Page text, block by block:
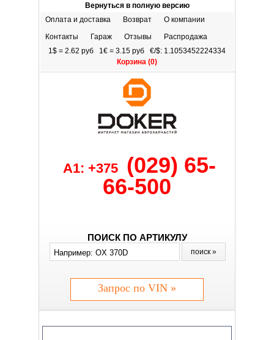
Вернуться в полную версию
Оплата и доставка
Возврат
О компании
Контакты
Гараж Отзывы
Распродажа
1$ = 2.62 руб 1€ = 3.15 руб €/$: 1.1053452224334
Корзина (0)
A1: +375
(029) 65-
66-500
ПОИСК ПО АРТИКУЛУ
поиск »
Запрос по VIN »